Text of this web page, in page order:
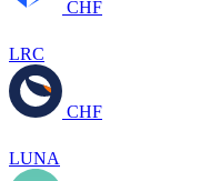
CHF
LRC
CHF
LUNA